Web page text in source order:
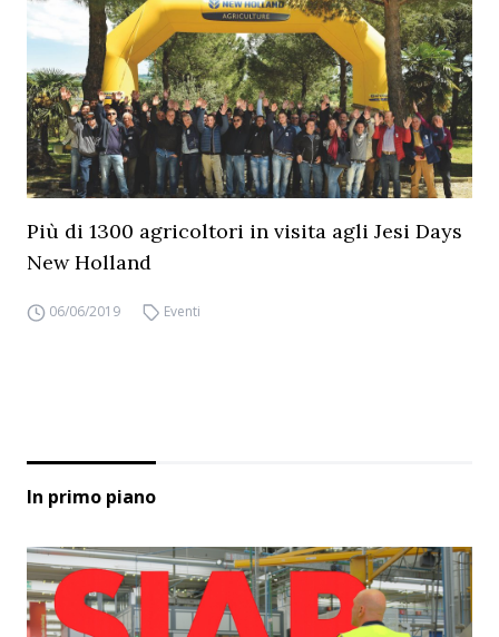
Più di 1300 agricoltori in visita agli Jesi Days
New Holland
06/06/2019 Eventi
In primo piano